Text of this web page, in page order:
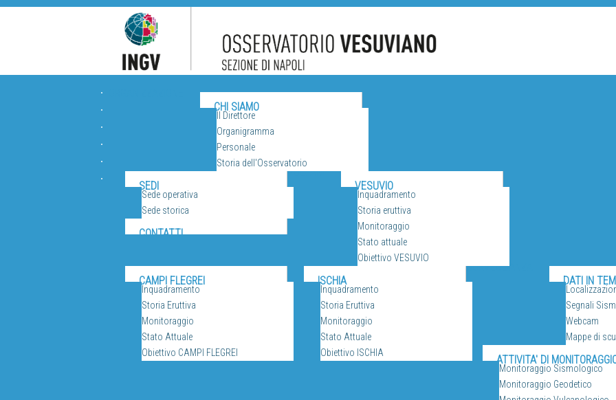
CHI SIAMO
Il Direttore
Organigramma
Personale
Storia dell'Osservatorio
SEDI
Sede operativa
Sede storica
CONTATTI
VULCANI
VESUVIO
Inquadramento
Storia eruttiva
Monitoraggio
Stato attuale
Obiettivo VESUVIO
CAMPI FLEGREI
Inquadramento
Storia Eruttiva
Monitoraggio
Stato Attuale
Obiettivo CAMPI FLEGREI
ISCHIA
Inquadramento
Storia Eruttiva
Monitoraggio
Stato Attuale
Obiettivo ISCHIA
SORVEGLIANZA
DATI IN
Segnali
Webcam
Mappe di
ATTIVITA' DI
Monitoraggio Sismologico
Monitoraggio Geodetico